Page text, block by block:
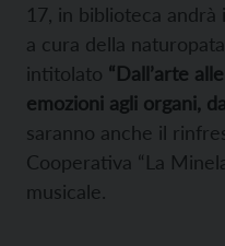
17, in biblioteca andrà
a cura della
intitolato “Dall’arte
emozioni agli organi,
saranno anche il
Cooperativa “La
musicale.